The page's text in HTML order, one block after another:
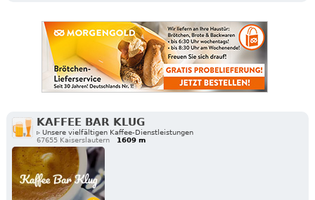
KAFFEE BAR KLUG
▹ Unsere vielfältigen Kaffee-Dienstleistungen
67655 Kaiserslautern
1609 m